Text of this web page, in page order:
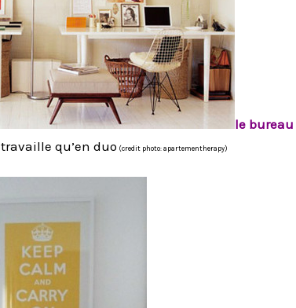
le bureau
travaille qu’en duo (credit photo: apartementherapy)